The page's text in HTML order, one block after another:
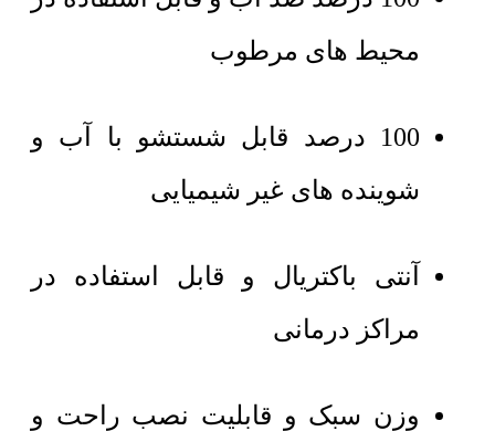
محیط های مرطوب
100 درصد قابل شستشو با آب و
شوینده های غیر شیمیایی
آنتی باکتریال و قابل استفاده در
مراکز درمانی
وزن سبک و قابلیت نصب راحت و